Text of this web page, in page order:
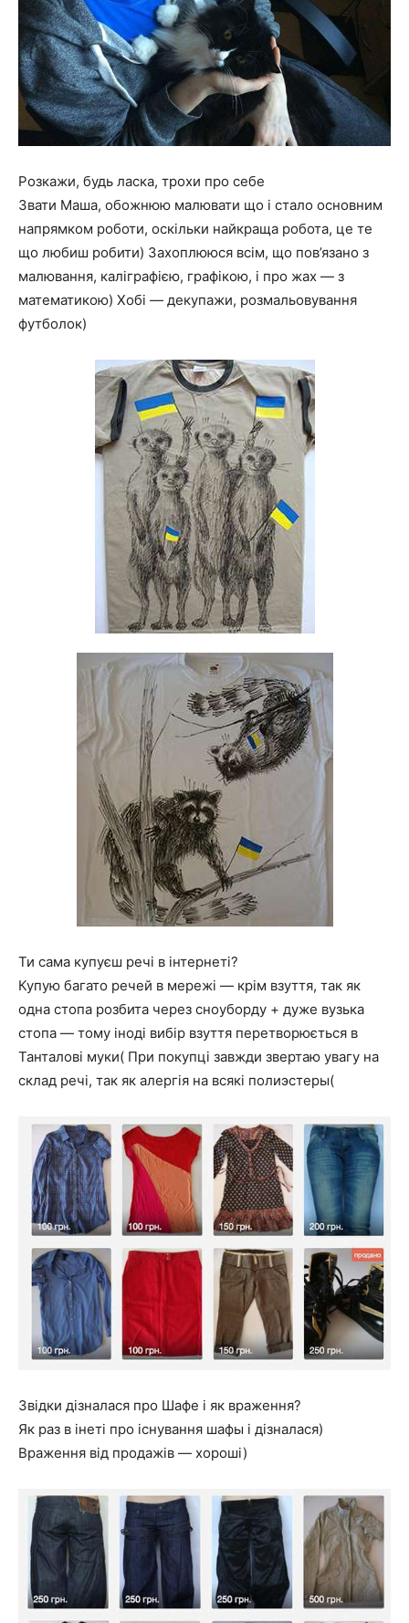
Розкажи, будь ласка, трохи про себе
Звати Маша, обожнюю малювати що і стало основним
напрямком роботи, оскільки найкраща робота, це те
що любиш робити) Захоплююся всім, що пов’язано з
малювання, каліграфією, графікою, і про жах — з
математикою) Хобі — декупажи, розмальовування
футболок)
Ти сама купуєш речі в інтернеті?
Купую багато речей в мережі — крім взуття, так як
одна стопа розбита через сноуборду + дуже вузька
стопа — тому іноді вибір взуття перетворюється в
Танталові муки( При покупці завжди звертаю увагу на
склад речі, так як алергія на всякі полиэстеры(
Звідки дізналася про Шафе і як враження?
Як раз в інеті про існування шафы і дізналася)
Враження від продажів — хороші)